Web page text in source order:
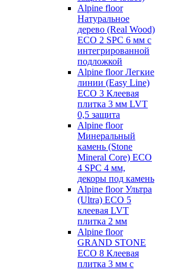
Alpine floor
Натуральное
дерево (Real Wood)
ECO 2 SPC 6 мм с
интегрированной
подложкой
Alpine floor Легкие
линии (Easy Line)
ECO 3 Клеевая
плитка 3 мм LVT
0,5 защита
Alpine floor
Минеральный
камень (Stone
Mineral Core) ECO
4 SPC 4 мм,
декоры под камень
Alpine floor Ультра
(Ultra) ECO 5
клеевая LVT
плитка 2 мм
Alpine floor
GRAND STONE
ECO 8 Клеевая
плитка 3 мм с